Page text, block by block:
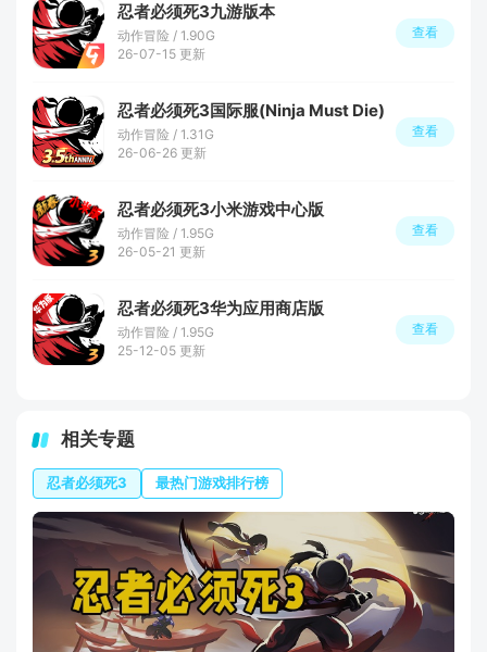
忍者必须死3九游版本
动作冒险 / 1.90G
26-07-15 更新
查看
忍者必须死3国际服(Ninja Must Die)
动作冒险 / 1.31G
26-06-26 更新
查看
忍者必须死3小米游戏中心版
动作冒险 / 1.95G
26-05-21 更新
查看
忍者必须死3华为应用商店版
动作冒险 / 1.95G
25-12-05 更新
查看
相关专题
忍者必须死3 最热门游戏排行榜